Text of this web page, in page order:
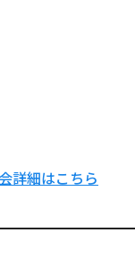
詳細はこちら